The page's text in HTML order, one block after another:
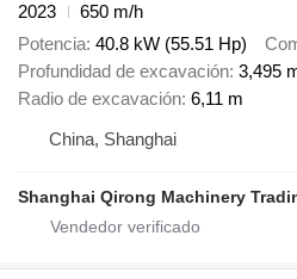
2023
650 m/h
Potencia 40.8 kW (55.51 Hp)
Profundidad de excavación 3,495
Radio de excavación 6,11 m
China, Shanghai
Shanghai Qirong Machinery